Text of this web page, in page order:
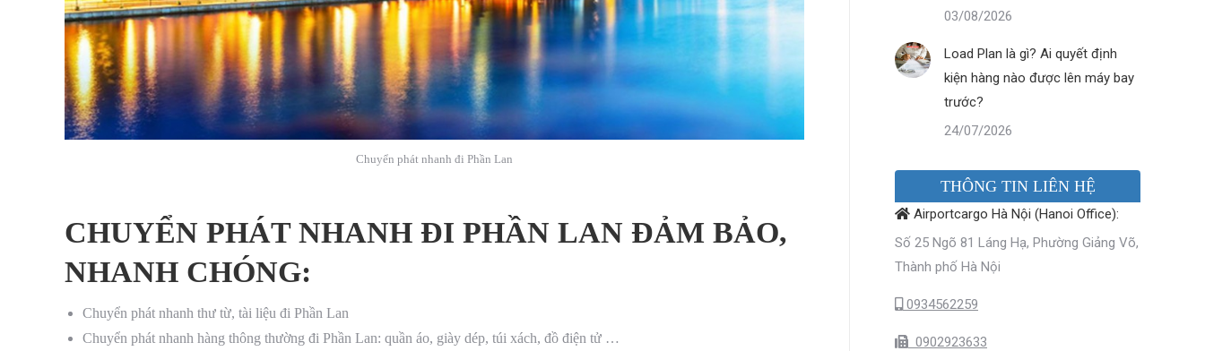
Chuyển phát nhanh đi Phần Lan
CHUYỂN PHÁT NHANH ĐI PHẦN LAN ĐẢM BẢO,
NHANH CHÓNG:
Chuyển phát nhanh thư từ, tài liệu đi Phần Lan
Chuyển phát nhanh hàng thông thường đi Phần Lan: quần áo, giày dép, túi xách, đồ điện tử …
03/08/2026
Load Plan là gì? Ai quyết định
kiện hàng nào được lên máy bay
trước?
24/07/2026
THÔNG TIN LIÊN HỆ
Airportcargo Hà Nội (Hanoi Office):
Số 25 Ngõ 81 Láng Hạ, Phường Giảng Võ,
Thành phố Hà Nội
0934562259
0902923633